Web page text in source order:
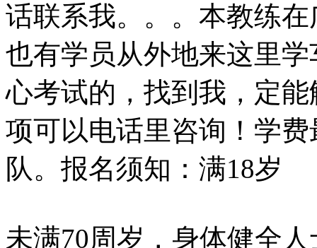
话联系我。。。本教练
也有学员从外地来这里
心考试的，找到我，定
项可以电话里咨询！学
队。报名须知：满18岁
未满70周岁，身体健全